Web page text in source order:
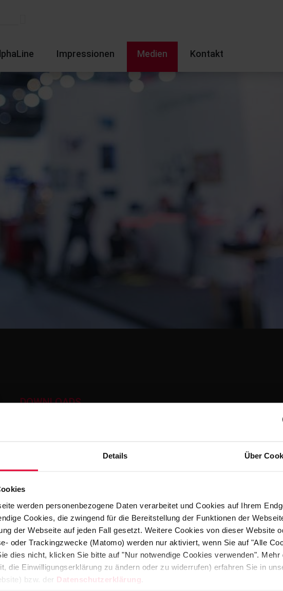
Details Über
werden personenbezogene Daten verarbeitet und Cookies auf Ihrem
Cookies, die zwingend für die Bereitstellung der Funktionen der
der Webseite auf jeden Fall gesetzt. Weitere Cookies von dieser Website
oder Trackingzwecke (Matomo) werden nur aktiviert, wenn Sie auf "Alle
dies nicht, klicken Sie bitte auf "Nur notwendige Cookies verwenden". Mehr
die Einwilligungserklärung zu ändern oder zu widerrufen) erfahren Sie in
bzw. der Datenschutzerklärung
Impressionen Medien Kontakt
DOWNLOADS
DIBt Allgemeine bauaufsichtliche Zulassung für
Dateigröße: 6 MB | Dateiformat: pdf
ISO14001 Zertifikat STEULER-KCH Materials
Dateigröße: 369 KB | Dateiformat: pdf